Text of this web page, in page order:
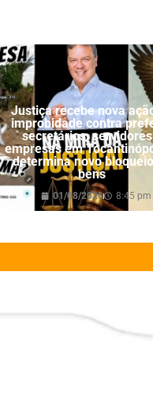
Justiça recebe nova
improbidade contra
secretários,
empresas em
determina novo
bens
01/08/2026 8:45 pm